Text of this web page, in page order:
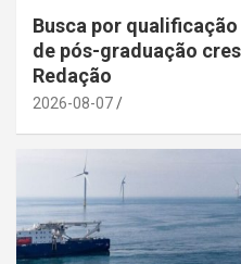
Busca por
de pós-graduação
Redação
2026-08-07